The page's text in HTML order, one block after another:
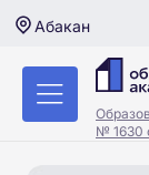
Абакан
№ 1630